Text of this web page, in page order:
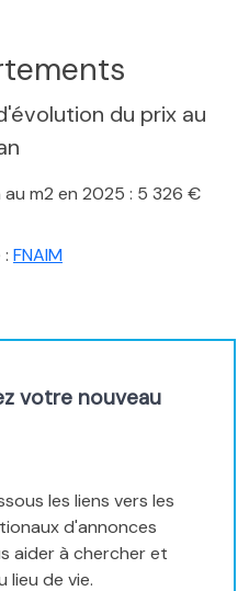
du prix au
au m2 en 2025 : 5 326 €
FNAIM
votre nouveau
les liens vers les
d'annonces
aider à chercher et
lieu de vie.